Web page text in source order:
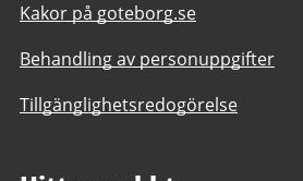
Kakor på goteborg.se
Behandling av personuppgifter
Tillgänglighetsredogörelse